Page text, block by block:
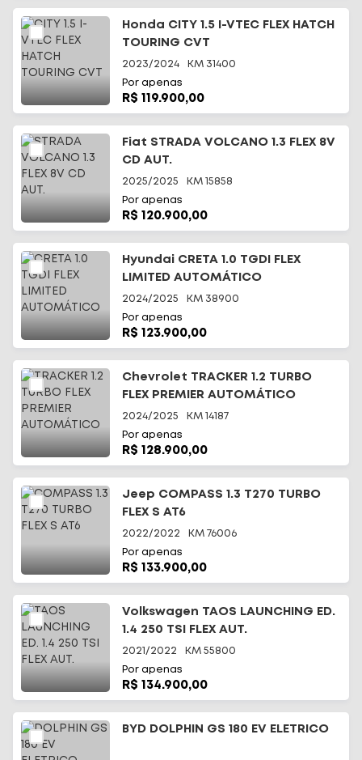
Início
Todos os carros
Telefone
(48) 99644-0085
Honda CITY 1.5 I-VTEC FLEX HATCH
TOURING CVT
2023/2024 KM 31400
Por apenas
R$ 119.900,00
Fiat STRADA VOLCANO 1.3 FLEX 8V
CD AUT.
2025/2025 KM 15858
Por apenas
R$ 120.900,00
Hyundai CRETA 1.0 TGDI FLEX
LIMITED AUTOMÁTICO
2024/2025 KM 38900
Por apenas
R$ 123.900,00
Chevrolet TRACKER 1.2 TURBO
FLEX PREMIER AUTOMÁTICO
2024/2025 KM 14187
Por apenas
R$ 128.900,00
Jeep COMPASS 1.3 T270 TURBO
FLEX S AT6
2022/2022 KM 76006
Por apenas
R$ 133.900,00
Volkswagen TAOS LAUNCHING ED.
1.4 250 TSI FLEX AUT.
2021/2022 KM 55800
Por apenas
R$ 134.900,00
BYD DOLPHIN GS 180 EV ELETRICO